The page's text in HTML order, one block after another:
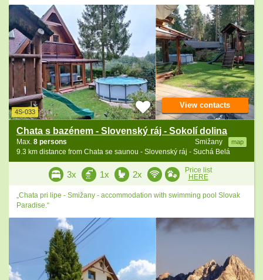
4S-033
Chata s bazénem - Slovenský ráj - Sokolí dolina
Smižany map
Max. 8 persons
9.3 km distance from Chata se saunou - Slovenský ráj - Suchá Belá
View contacts
3x 1x 2x
Price list
HERE
„Chata pri lipe - Smižany - accommodation with swimming pool Slovak
Paradise.“